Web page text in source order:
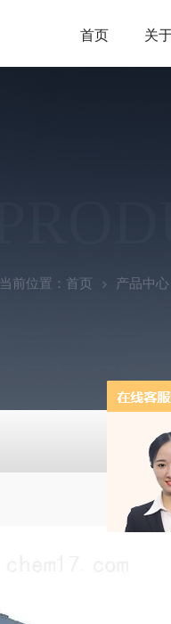
首页 关
当前位置： 首页 产品中心